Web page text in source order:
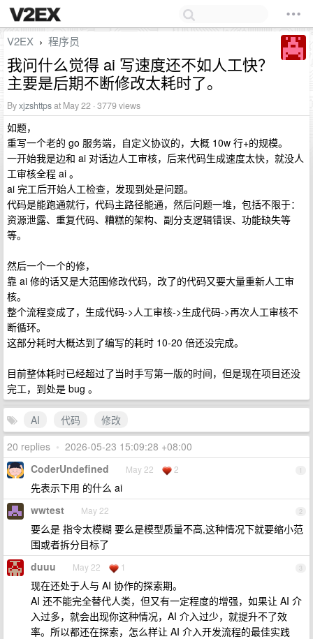
V2EX › 程序员
我问什么觉得 ai 写速度还不如人工快？
主要是后期不断修改太耗时了。
Byxjzshttpsat May 22 · 3779 views
如题，
重写一个老的 go 服务端，自定义协议的，大概 10w 行+的规模。
一开始我是边和 ai 对话边人工审核，后来代码生成速度太快，就没人
工审核全程 ai 。
ai 完工后开始人工检查，发现到处是问题。
代码是能跑通就行，代码主路径能通，然后问题一堆，包括不限于：
资源泄露、重复代码、糟糕的架构、副分支逻辑错误、功能缺失等
等。
然后一个一个的修，
靠 ai 修的话又是大范围修改代码，改了的代码又要大量重新人工审
核。
整个流程变成了，生成代码->人工审核->生成代码->再次人工审核不
断循环。
这部分耗时大概达到了编写的耗时 10-20 倍还没完成。
目前整体耗时已经超过了当时手写第一版的时间，但是现在项目还没
完工，到处是 bug 。
AI 代码
修改
20 replies • 2026-05-23 15:09:28 +08:00
1
CoderUndefined May 22 2
先表示下用 的什么 ai
2
wwtest May 22
要么是 指令太模糊 要么是模型质量不高,这种情况下就要缩小范
围或者拆分目标了
3
duuu May 22 1
现在还处于人与 AI 协作的探索期。
AI 还不能完全替代人类，但又有一定程度的增强，如果让 AI 介
入过多，就会出现你这种情况，AI 介入过少，就提升不了效
率。所以都还在探索，怎么样让 AI 介入开发流程的最佳实践